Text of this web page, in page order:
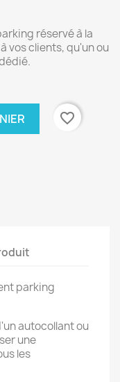
réservé à la
vos clients, qu'un ou
favorite_border
parking
autocollant ou
une
les